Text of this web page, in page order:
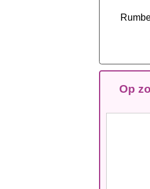
Op